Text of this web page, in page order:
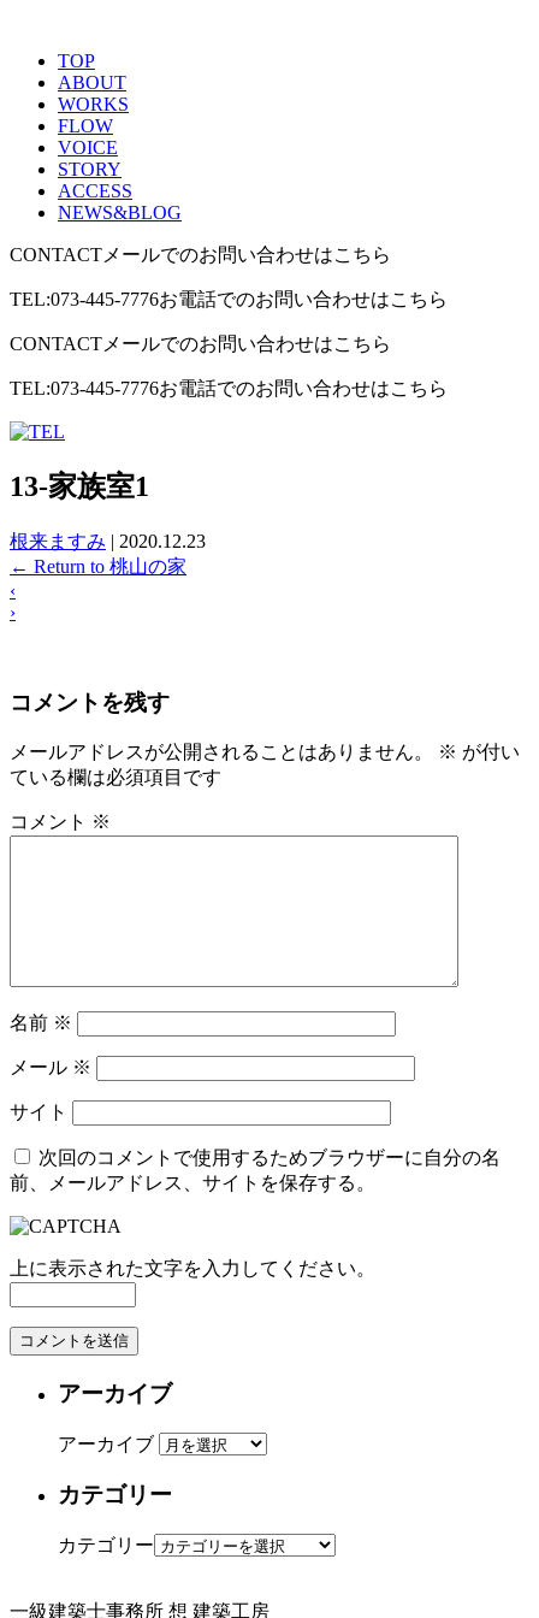
TOP
ABOUT
WORKS
FLOW
VOICE
STORY
ACCESS
NEWS&BLOG
CONTACT メールでのお問い合わせはこちら
TEL:073-445-7776お電話でのお問い合わせはこちら
CONTACT メールでのお問い合わせはこちら
TEL:073-445-7776お電話でのお問い合わせはこちら
13-家族室1
根来ますみ | 2020.12.23
← Return to 桃山の家
‹
›
コメントを残す
メールアドレスが公開されることはありません。 ※ が付い
ている欄は必須項目です
コメント ※
名前 ※
メール ※
サイト
次回のコメントで使用するためブラウザーに自分の名
前、メールアドレス、サイトを保存する。
上に表示された文字を入力してください。
アーカイブ
アーカイブ
カテゴリー
カテゴリー
一級建築士事務所 想 建築工房